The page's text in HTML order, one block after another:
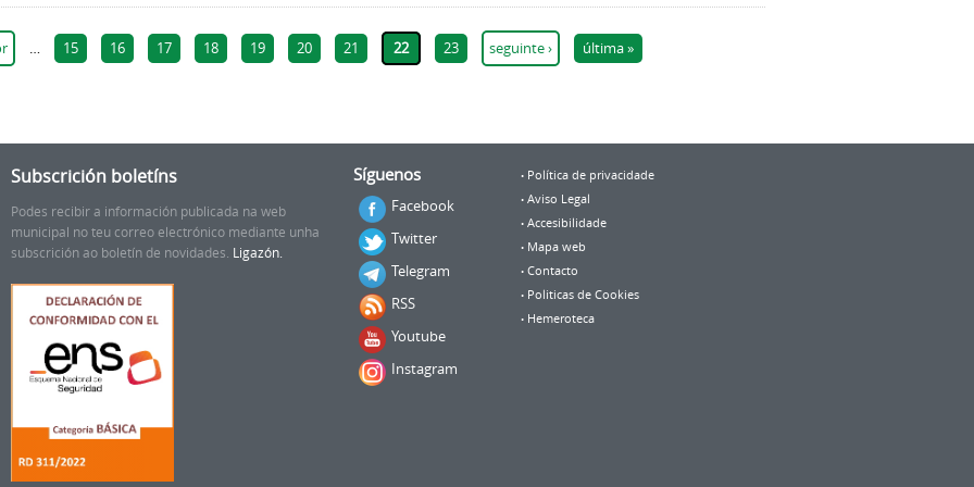
… 15 16 17 18 19 20 21 22 23 seguinte › última »
Subscrición boletíns
Podes recibir a información publicada na web
municipal no teu correo electrónico mediante unha
subscrición ao boletín de novidades. Ligazón.
Síguenos
Facebook
Twitter
Telegram
RSS
Youtube
Instagram
Política de privacidade
Aviso Legal
Accesibilidade
Mapa web
Contacto
Politicas de Cookies
Hemeroteca